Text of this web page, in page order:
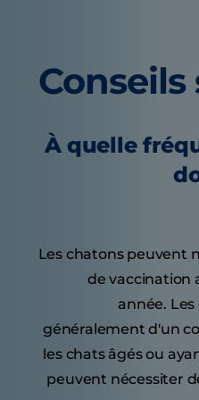
À quelle
Les chatons peuvent
de vaccination
année.
généralement d'un
les chats âgés ou
peuvent nécessiter